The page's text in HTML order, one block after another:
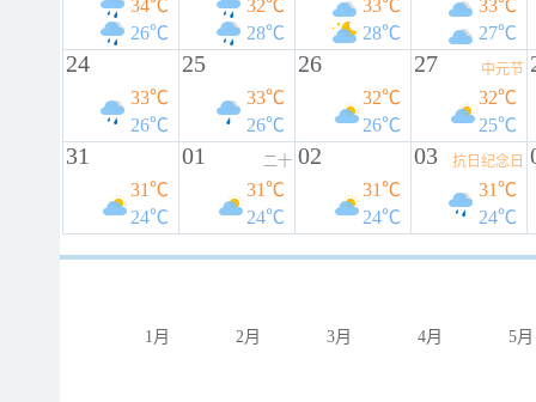
34℃
26℃
32℃
28℃
33℃
28℃
33℃
27℃
24
33℃
26℃
25
33℃
26℃
26
32℃
26℃
27 中元节
32℃
25℃
31
31℃
24℃
01 二十
31℃
24℃
02
31℃
24℃
03 抗日纪念日
31℃
24℃
1月 2月 3月 4月 5月